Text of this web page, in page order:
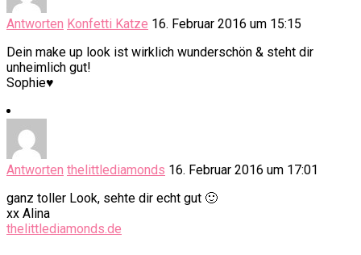
Antworten Konfetti Katze 16. Februar 2016 um 15:15
Dein make up look ist wirklich wunderschön & steht dir
unheimlich gut!
Sophie♥
Antworten thelittlediamonds 16. Februar 2016 um 17:01
ganz toller Look, sehte dir echt gut 🙂
xx Alina
thelittlediamonds.de